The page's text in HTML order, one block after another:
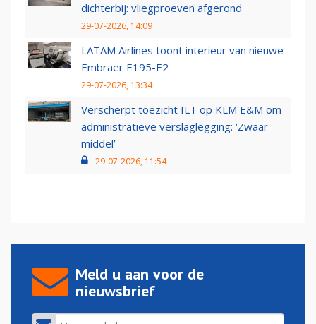
dichterbij: vliegproeven afgerond
29-07-2026, 14:09
LATAM Airlines toont interieur van nieuwe
Embraer E195-E2
29-07-2026, 13:34
Verscherpt toezicht ILT op KLM E&M om
administratieve verslaglegging: ‘Zwaar
middel’
29-07-2026, 11:54
Meld u aan voor de
nieuwsbrief